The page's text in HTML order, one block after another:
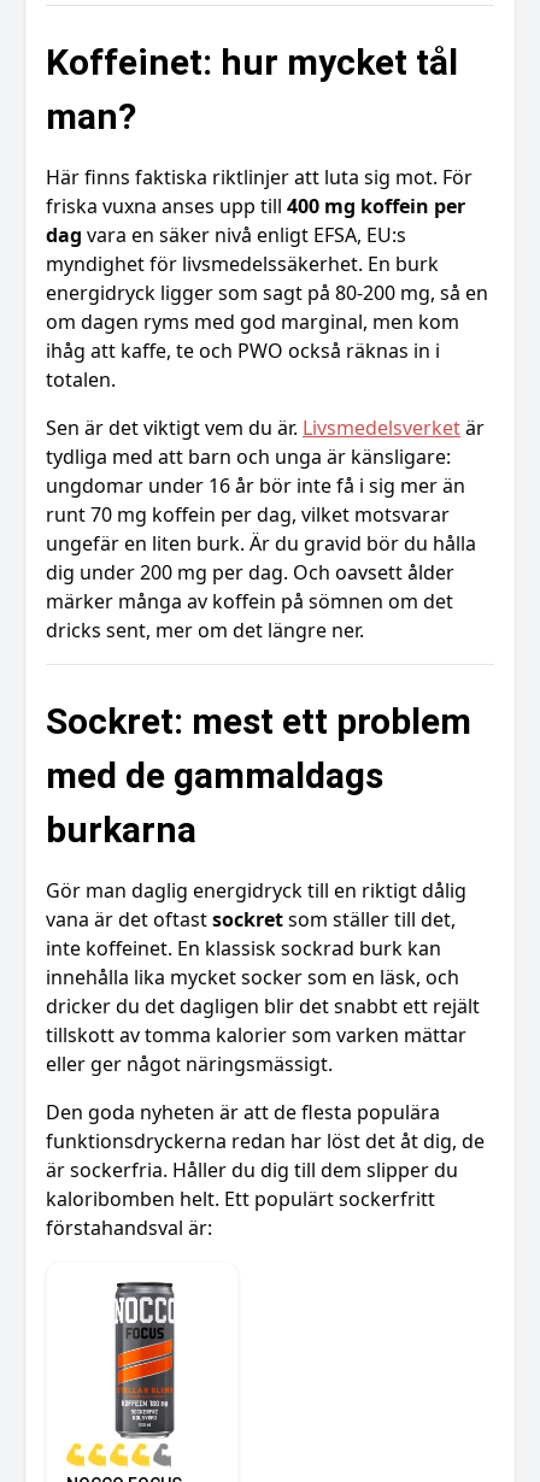
Koffeinet: hur mycket tål
man?
Här finns faktiska riktlinjer att luta sig mot. För
friska vuxna anses upp till 400 mg koffein per
dag vara en säker nivå enligt EFSA, EU:s
myndighet för livsmedelssäkerhet. En burk
energidryck ligger som sagt på 80-200 mg, så en
om dagen ryms med god marginal, men kom
ihåg att kaffe, te och PWO också räknas in i
totalen.
Sen är det viktigt vem du är. Livsmedelsverketär
tydliga med att barn och unga är känsligare:
ungdomar under 16 år bör inte få i sig mer än
runt 70 mg koffein per dag, vilket motsvarar
ungefär en liten burk. Är du gravid bör du hålla
dig under 200 mg per dag. Och oavsett ålder
märker många av koffein på sömnen om det
dricks sent, mer om det längre ner.
Sockret: mest ett problem
med de gammaldags
burkarna
Gör man daglig energidryck till en riktigt dålig
vana är det oftastsockretsom ställer till det,
inte koffeinet. En klassisk sockrad burk kan
innehålla lika mycket socker som en läsk, och
dricker du det dagligen blir det snabbt ett rejält
tillskott av tomma kalorier som varken mättar
eller ger något näringsmässigt.
Den goda nyheten är att de flesta populära
funktionsdryckerna redan har löst det åt dig, de
är sockerfria. Håller du dig till dem slipper du
kaloribomben helt. Ett populärt sockerfritt
förstahandsval är: